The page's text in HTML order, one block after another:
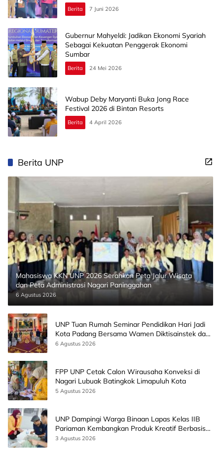
Berita 7 Juni 2026
Gubernur Mahyeldi: Jadikan Ekonomi Syariah
Sebagai Kekuatan Penggerak Ekonomi
Sumbar
Berita 24 Mei 2026
Wabup Deby Maryanti Buka Jong Race
Festival 2026 di Bintan Resorts
Berita 4 April 2026
Berita UNP
Mahasiswa KKN UNP 2026 Serahkan Peta Jalur Wisata
dan Peta Administrasi Nagari Paninggahan
6 Agustus 2026
UNP Tuan Rumah Seminar Pendidikan Hari Jadi
Kota Padang Bersama Wamen Diktisainstek dan
CEO EMGS Malaysia
6 Agustus 2026
FPP UNP Cetak Calon Wirausaha Konveksi di
Nagari Lubuak Batingkok Limapuluh Kota
5 Agustus 2026
UNP Dampingi Warga Binaan Lapas Kelas IIB
Pariaman Kembangkan Produk Kreatif Berbasis
AI
3 Agustus 2026